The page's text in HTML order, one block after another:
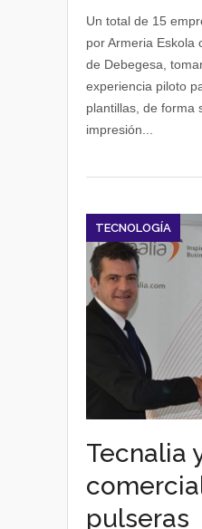
Un total de 15
por Armeria Eskola
de Debegesa,
experiencia piloto
plantillas, de forma
impresión...
TECNOLOGÍA
Tecnalia
pulseras